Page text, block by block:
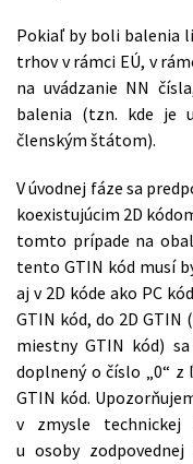
Pokiaľ by boli balenia
trhov v rámci EÚ, v
na uvádzanie NN
balenia (tzn. kde je
členským štátom).
V úvodnej fáze sa
koexistujúcim 2D
tomto prípade na
tento GTIN kód musí
aj v 2D kóde ako PC
GTIN kód, do 2D GTIN
miestny GTIN kód)
doplnený o číslo „0“
GTIN kód.
v zmysle technickej
u osoby